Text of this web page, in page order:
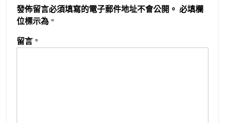
發佈留言必須填寫的電子郵件地址不會公開。 必填欄
位標示為 *
留言 *